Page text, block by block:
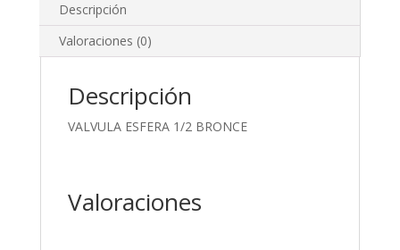
Descripción
Valoraciones (0)
Descripción
VALVULA ESFERA 1/2 BRONCE
Valoraciones